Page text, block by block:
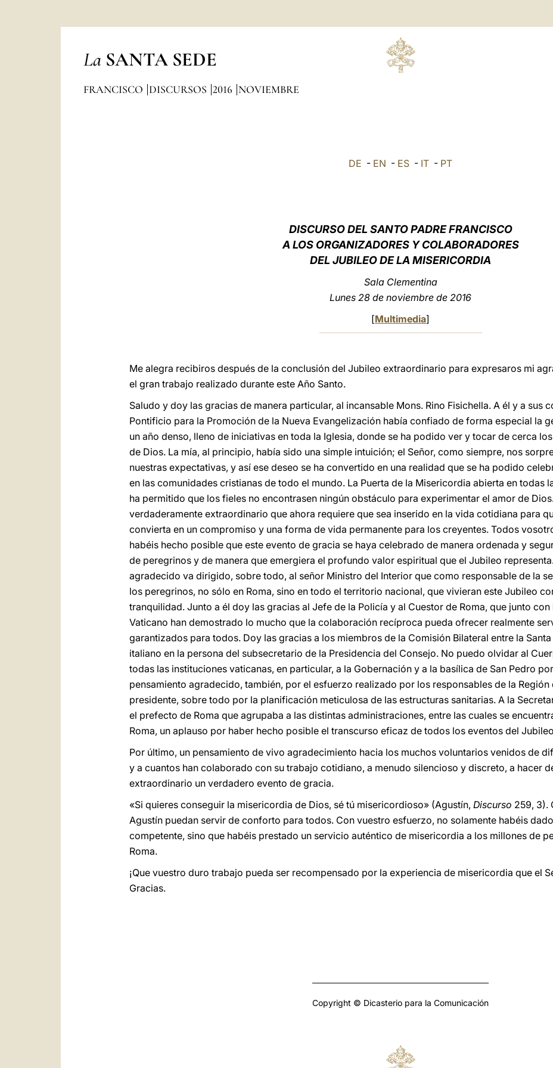
La SANTA SEDE
FRANCISCO DISCURSOS 2016 NOVIEMBRE
DE - EN - ES - IT - PT
DISCURSO DEL SANTO PADRE FRANCISCO
A LOS ORGANIZADORES Y COLABORADORES
DEL JUBILEO DE LA MISERICORDIA
Sala Clementina
Lunes 28 de noviembre de 2016
[Multimedia]
Me alegra recibiros después de la conclusión del Jubileo extraordinario para expresaros mi
el gran trabajo realizado durante este Año Santo.
Saludo y doy las gracias de manera particular, al incansable Mons. Rino Fisichella. A él y a sus
Pontificio para la Promoción de la Nueva Evangelización había confiado de forma especial la
un año denso, lleno de iniciativas en toda la Iglesia, donde se ha podido ver y tocar de cerca
de Dios. La mía, al principio, había sido una simple intuición; el Señor, como siempre, nos
nuestras expectativas, y así ese deseo se ha convertido en una realidad que se ha podido
en las comunidades cristianas de todo el mundo. La Puerta de la Misericordia abierta en todas
ha permitido que los fieles no encontrasen ningún obstáculo para experimentar el amor de
verdaderamente extraordinario que ahora requiere que sea inserido en la vida cotidiana para
convierta en un compromiso y una forma de vida permanente para los creyentes. Todos
habéis hecho posible que este evento de gracia se haya celebrado de manera ordenada y
de peregrinos y de manera que emergiera el profundo valor espiritual que el Jubileo
agradecido va dirigido, sobre todo, al señor Ministro del Interior que como responsable de la
los peregrinos, no sólo en Roma, sino en todo el territorio nacional, que vivieran este Jubileo
tranquilidad. Junto a él doy las gracias al Jefe de la Policía y al Cuestor de Roma, que junto con
Vaticano han demostrado lo mucho que la colaboración recíproca pueda ofrecer realmente
garantizados para todos. Doy las gracias a los miembros de la Comisión Bilateral entre la
italiano en la persona del subsecretario de la Presidencia del Consejo. No puedo olvidar al
todas las instituciones vaticanas, en particular, a la Gobernación y a la basílica de San Pedro
pensamiento agradecido, también, por el esfuerzo realizado por los responsables de la Región
presidente, sobre todo por la planificación meticulosa de las estructuras sanitarias. A la
el prefecto de Roma que agrupaba a las distintas administraciones, entre las cuales se
Roma, un aplauso por haber hecho posible el transcurso eficaz de todos los eventos del
Por último, un pensamiento de vivo agradecimiento hacia los muchos voluntarios venidos de
y a cuantos han colaborado con su trabajo cotidiano, a menudo silencioso y discreto, a hacer
extraordinario un verdadero evento de gracia.
«Si quieres conseguir la misericordia de Dios, sé tú misericordioso» (Agustín, Discurso 259, 3).
Agustín puedan servir de conforto para todos. Con vuestro esfuerzo, no solamente habéis
competente, sino que habéis prestado un servicio auténtico de misericordia a los millones de
Roma.
¡Que vuestro duro trabajo pueda ser recompensado por la experiencia de misericordia que el
Gracias.
Copyright © Dicasterio para la Comunicación